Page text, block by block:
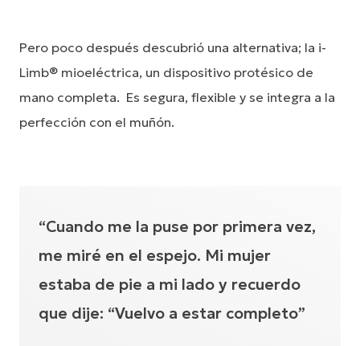
Pero poco después descubrió una alternativa; la i-
Limb® mioeléctrica, un dispositivo protésico de
mano completa. Es segura, flexible y se integra a la
perfección con el muñón.
“Cuando me la puse por primera vez,
me miré en el espejo. Mi mujer
estaba de pie a mi lado y recuerdo
que dije: “Vuelvo a estar completo”